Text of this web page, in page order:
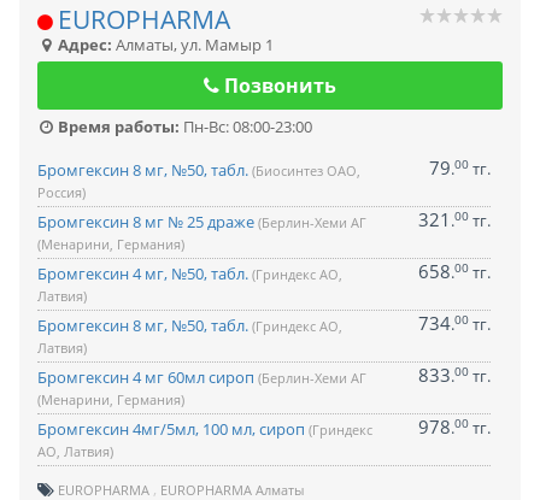
EUROPHARMA
Адрес: Алматы,ул. Мамыр 1
Позвонить
Время работы: Пн-Вс: 08:00-23:00
Бромгексин 8 мг, №50, табл. (Биосинтез ОАО,
Россия)
79.00 тг.
Бромгексин 8 мг № 25 драже (Берлин-Хеми АГ
(Менарини, Германия)
321 .00 тг.
Бромгексин 4 мг, №50, табл. (Гриндекс АО,
Латвия)
658.00 тг.
Бромгексин 8 мг, №50, табл. (Гриндекс АО,
Латвия)
734.00 тг.
Бромгексин 4 мг 60мл сироп (Берлин-Хеми АГ
(Менарини, Германия)
833.00 тг.
Бромгексин 4мг/5мл, 100 мл, сироп (Гриндекс
АО, Латвия)
978.00 тг.
EUROPHARMA EUROPHARMA Алматы